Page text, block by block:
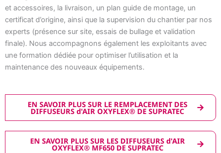
et accessoires, la livraison, un plan guide de montage, un
certificat d’origine, ainsi que la supervision du chantier par nos
experts (présence sur site, essais de bullage et validation
finale). Nous accompagnons également les exploitants avec
une formation dédiée pour optimiser l’utilisation et la
maintenance des nouveaux équipements.
EN SAVOIR PLUS SUR LE REMPLACEMENT DES
DIFFUSEURS d'AIR OXYFLEX® DE SUPRATEC
EN SAVOIR PLUS SUR LES DIFFUSEURS d'AIR
OXYFLEX® MF650 DE SUPRATEC